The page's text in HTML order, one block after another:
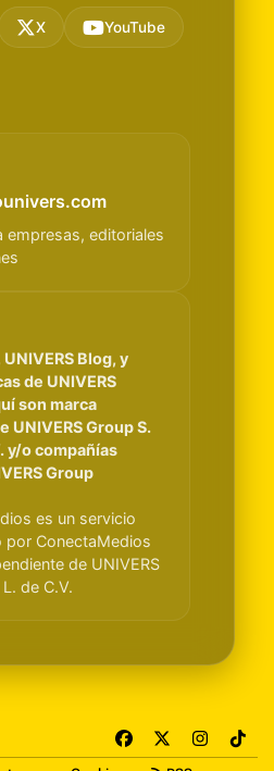
X YouTube
empresas, editoriales
UNIVERS Blog, y
de UNIVERS
son marca
UNIVERS Group S.
y/o compañías
Group
es un servicio
por ConectaMedios
de UNIVERS
de C.V.
a
n
i